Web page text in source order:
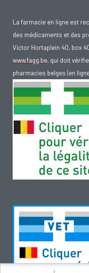
La farmacie en ligne est
des médicaments et des
Victor Hortaplein 40, box
www.fagg.be, qui doit
pharmacies belges (en